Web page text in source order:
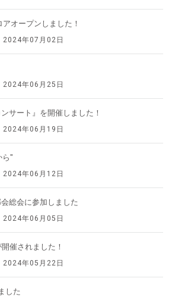
オープンしました！
2024年07月02日
2024年06月25日
サート』を開催しました！
2024年06月19日
ら"
2024年06月12日
総会に参加しました
2024年06月05日
催されました！
2024年05月22日
した